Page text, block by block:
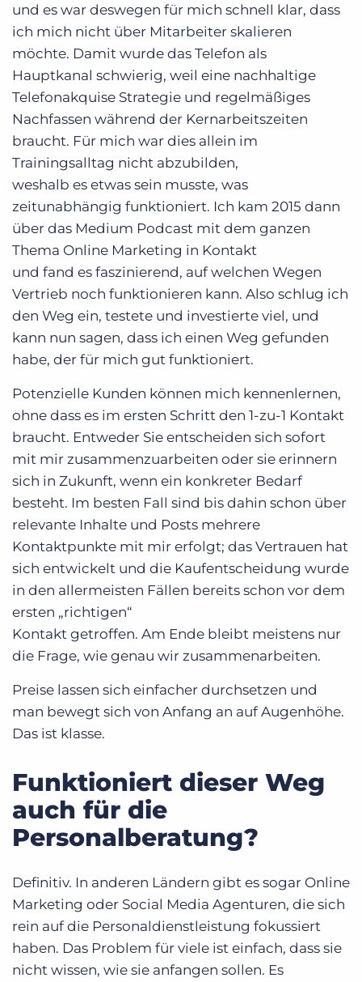
und es war deswegen für mich schnell klar, dass
ich mich nicht über Mitarbeiter skalieren
möchte. Damit wurde das Telefon als
Hauptkanal schwierig, weil eine nachhaltige
Telefonakquise Strategie und regelmäßiges
Nachfassen während der Kernarbeitszeiten
braucht. Für mich war dies allein im
Trainingsalltag nicht abzubilden,
weshalb es etwas sein musste, was
zeitunabhängig funktioniert. Ich kam 2015 dann
über das Medium Podcast mit dem ganzen
Thema Online Marketing in Kontakt
und fand es faszinierend, auf welchen Wegen
Vertrieb noch funktionieren kann. Also schlug ich
den Weg ein, testete und investierte viel, und
kann nun sagen, dass ich einen Weg gefunden
habe, der für mich gut funktioniert.
Potenzielle Kunden können mich kennenlernen,
ohne dass es im ersten Schritt den 1-zu-1 Kontakt
braucht. Entweder Sie entscheiden sich sofort
mit mir zusammenzuarbeiten oder sie erinnern
sich in Zukunft, wenn ein konkreter Bedarf
besteht. Im besten Fall sind bis dahin schon über
relevante Inhalte und Posts mehrere
Kontaktpunkte mit mir erfolgt; das Vertrauen hat
sich entwickelt und die Kaufentscheidung wurde
in den allermeisten Fällen bereits schon vor dem
ersten „richtigen“
Kontakt getroffen. Am Ende bleibt meistens nur
die Frage, wie genau wir zusammenarbeiten.
Preise lassen sich einfacher durchsetzen und
man bewegt sich von Anfang an auf Augenhöhe.
Das ist klasse.
Funktioniert dieser Weg
auch für die
Personalberatung?
Definitiv. In anderen Ländern gibt es sogar Online
Marketing oder Social Media Agenturen, die sich
rein auf die Personaldienstleistung fokussiert
haben. Das Problem für viele ist einfach, dass sie
nicht wissen, wie sie anfangen sollen. Es